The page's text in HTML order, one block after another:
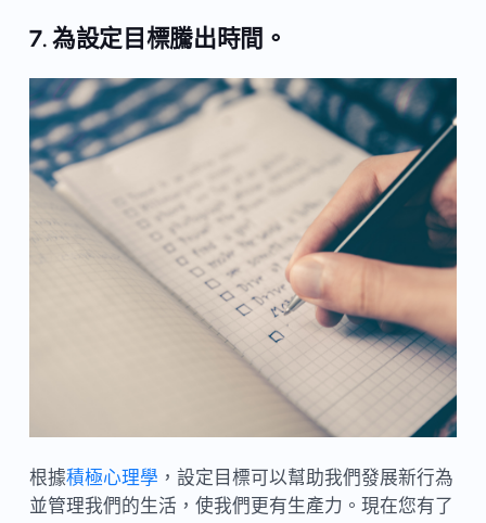
7. 為設定目標騰出時間。
根據積極心理學 ，設定目標可以幫助我們發展新行為
並管理我們的生活，使我們更有生產力。現在您有了